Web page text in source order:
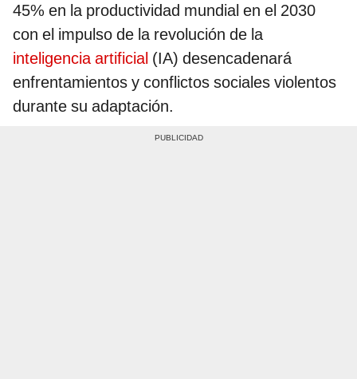
45% en la productividad mundial en el 2030
con el impulso de la revolución de la
inteligencia artificial (IA) desencadenará
enfrentamientos y conflictos sociales violentos
durante su adaptación.